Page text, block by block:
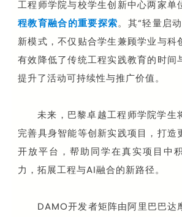
工程师学院与校学生创新中心两家单
程教育融合的重要探索。其“轻量启
新模式，不仅贴合学生兼顾学业与科
有效降低了传统工程实践教育的时间
提升了活动可持续性与推广价值。
未来，巴黎卓越工程师学院学生
完善具身智能等创新实践项目，打造
开放平台，帮助同学在真实项目中
力，拓展工程与AI融合的新路径。
DAMO开发者矩阵由阿里巴巴达